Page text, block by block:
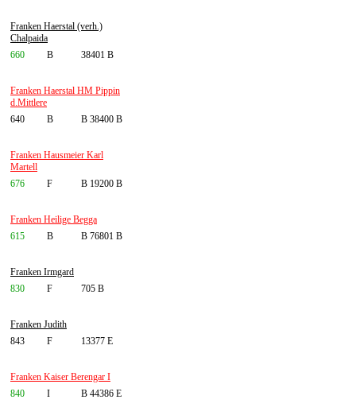
Franken Haerstal (verh.)
Chalpaida
660
B 38401 B
Franken Haerstal HM Pippin
d.Mittlere
640
B B 38400 B
Franken Hausmeier Karl
Martell
676
F B 19200 B
Franken Heilige Begga
615
B B 76801 B
Franken Irmgard
830
F 705 B
Franken Judith
843
F 13377 E
Franken Kaiser Berengar I
840
I B 44386 E